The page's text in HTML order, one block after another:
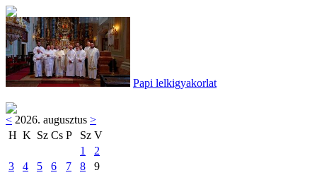
Papi lelkigyakorlat
< 2026. augusztus >
H K Sz Cs P Sz V
1
2
3
4 5 6 7 8
9